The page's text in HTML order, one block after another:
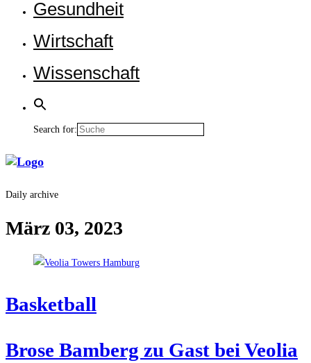
Gesund­heit
Wirt­schaft
Wis­sen­schaft
Search for:
Daily archive
März 03, 2023
Bas­ket­ball
Bro­se Bam­berg zu Gast bei Veo­lia